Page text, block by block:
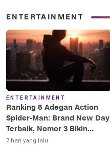
ENTERTAINMENT
ENTERTAINMENT
Ranking 5 Adegan Action
Spider-Man: Brand New Day
Terbaik, Nomor 3 Bikin
Terkesima!
7 hari yang lalu